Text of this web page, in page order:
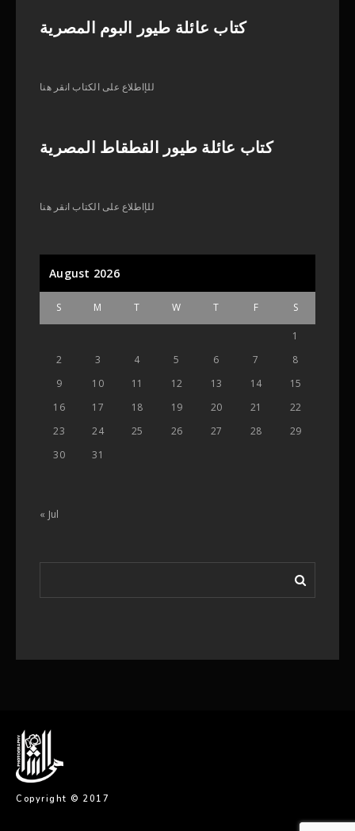
كتاب عائلة طيور البوم المصرية
للإاطلاع على الكتاب انقر هنا
كتاب عائلة طيور القطقاط المصرية
للإاطلاع على الكتاب انقر هنا
August 2026
S M T W T F S
1
2
3 4 5 6 7
8
9
10 11 12 13 14
15
16
17 18 19 20 21
22
23
24 25 26 27 28
29
30
31
« Jul
Copyright © 2017